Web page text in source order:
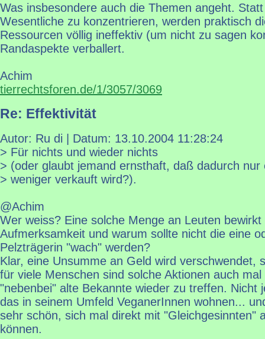
Was insbesondere auch die Themen angeht.
Wesentliche zu konzentrieren, werden praktisch
Ressourcen völlig ineffektiv (um nicht zu sagen
Randaspekte verballert.
Achim
tierrechtsforen.de/1/3057/3069
Re: Effektivität
Autor: Ru di | Datum: 13.10.2004 11:28:24
> Für nichts und wieder nichts
> (oder glaubt jemand ernsthaft, daß dadurch nur
> weniger verkauft wird?).
@Achim
Wer weiss? Eine solche Menge an Leuten
Aufmerksamkeit und warum sollte nicht die eine
Pelzträgerin "wach" werden?
Klar, eine Unsumme an Geld wird verschwendet,
für viele Menschen sind solche Aktionen auch
"nebenbei" alte Bekannte wieder zu treffen. Nicht
das in seinem Umfeld VeganerInnen wohnen...
sehr schön, sich mal direkt mit "Gleichgesinnten"
können.